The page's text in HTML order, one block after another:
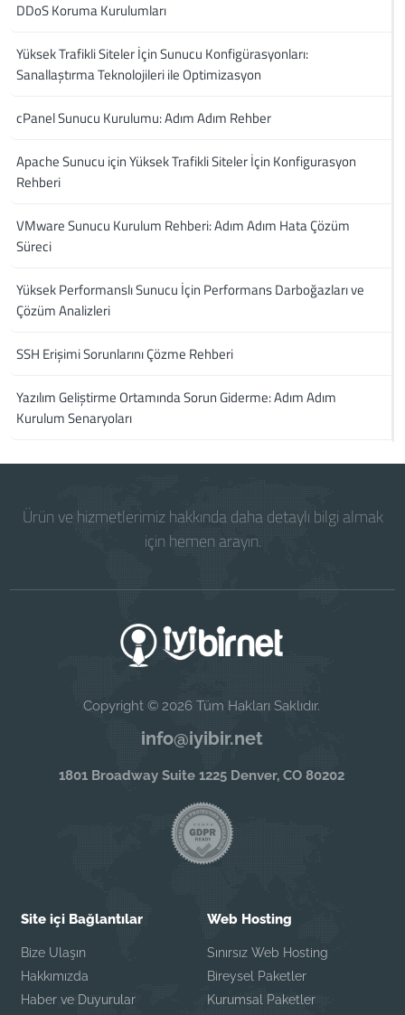
DDoS Koruma Kurulumları
Yüksek Trafikli Siteler İçin Sunucu Konfigürasyonları:
Sanallaştırma Teknolojileri ile Optimizasyon
cPanel Sunucu Kurulumu: Adım Adım Rehber
Apache Sunucu için Yüksek Trafikli Siteler İçin Konfigurasyon
Rehberi
VMware Sunucu Kurulum Rehberi: Adım Adım Hata Çözüm
Süreci
Yüksek Performanslı Sunucu İçin Performans Darboğazları ve
Çözüm Analizleri
SSH Erişimi Sorunlarını Çözme Rehberi
Yazılım Geliştirme Ortamında Sorun Giderme: Adım Adım
Kurulum Senaryoları
Ürün ve hizmetlerimiz hakkında daha detaylı bilgi almak
için hemen arayın.
Copyright © 2026 Tüm Hakları Saklıdır.
info@iyibir.net
1801 Broadway Suite 1225 Denver, CO 80202
Site içi Bağlantılar
Bize Ulaşın
Hakkımızda
Haber ve Duyurular
Web Hosting
Sınırsız Web Hosting
Bireysel Paketler
Kurumsal Paketler